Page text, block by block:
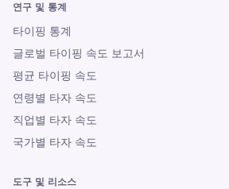
연구 및 통계
타이핑 통계
글로벌 타이핑 속도 보고서
평균 타이핑 속도
연령별 타자 속도
직업별 타자 속도
국가별 타자 속도
도구 및 리소스